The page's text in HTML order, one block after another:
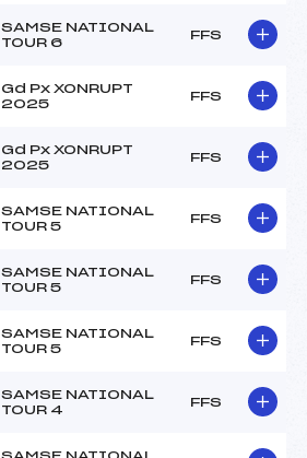
SAMSE NATIONAL
TOUR 6
FFS
Gd Px XONRUPT
2025
FFS
Gd Px XONRUPT
2025
FFS
SAMSE NATIONAL
TOUR 5
FFS
SAMSE NATIONAL
TOUR 5
FFS
SAMSE NATIONAL
TOUR 5
FFS
SAMSE NATIONAL
TOUR 4
FFS
SAMSE NATIONAL